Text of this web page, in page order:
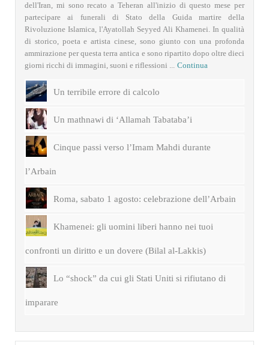
dell'Iran, mi sono recato a Teheran all'inizio di questo mese per
partecipare ai funerali di Stato della Guida martire della
Rivoluzione Islamica, l'Ayatollah Seyyed Ali Khamenei. In qualità
di storico, poeta e artista cinese, sono giunto con una profonda
ammirazione per questa terra antica e sono ripartito dopo oltre dieci
giorni ricchi di immagini, suoni e riflessioni ...
Continua
Un terribile errore di calcolo
Un mathnawi di ‘Allamah Tabataba’i
Cinque passi verso l’Imam Mahdi durante
l’Arbain
Roma, sabato 1 agosto: celebrazione dell’Arbain
Khamenei: gli uomini liberi hanno nei tuoi
confronti un diritto e un dovere (Bilal al-Lakkis)
Lo “shock” da cui gli Stati Uniti si rifiutano di
imparare